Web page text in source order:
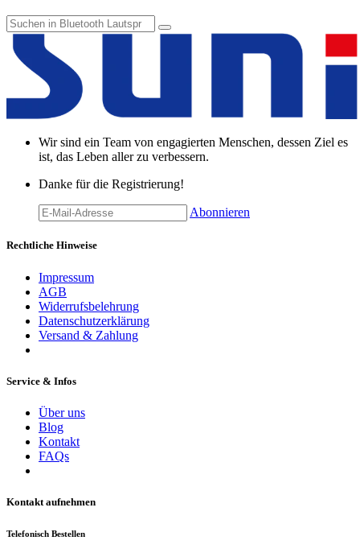
Wir sind ein Team von engagierten Menschen, dessen Ziel es
ist, das Leben aller zu verbessern.
Danke für die Registrierung!
Abonnieren
Rechtliche Hinweise
Impressum
AGB
Widerrufsbelehrung
Datenschutzerklärung
Versand & Zahlung
Service & Infos
Über uns
Blog
Kontakt
FAQs
Kontakt aufnehmen
Telefonisch Bestellen